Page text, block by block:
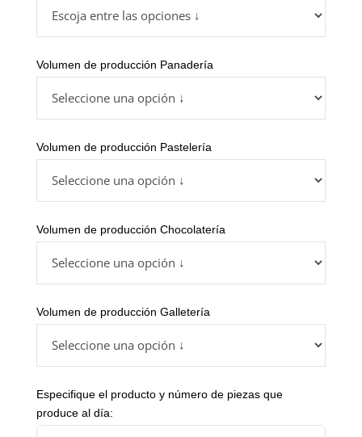
Volumen de producción Panadería
Volumen de producción Pastelería
Volumen de producción Chocolatería
Volumen de producción Galletería
Especifique el producto y número de piezas que
produce al día: